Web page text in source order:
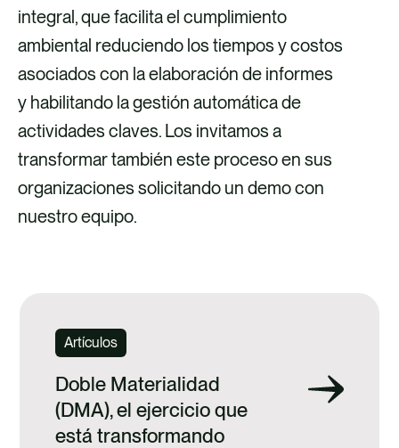
integral, que facilita el cumplimiento
ambiental reduciendo los tiempos y costos
asociados con la elaboración de informes
y habilitando la gestión automática de
actividades claves. Los invitamos a
transformar también este proceso en sus
organizaciones solicitando un demo con
nuestro equipo.
Artículos
Doble Materialidad
(DMA), el ejercicio que
está transformando